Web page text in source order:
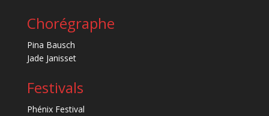
Chorégraphe
Pina Bausch
Jade Janisset
Festivals
Phénix Festival